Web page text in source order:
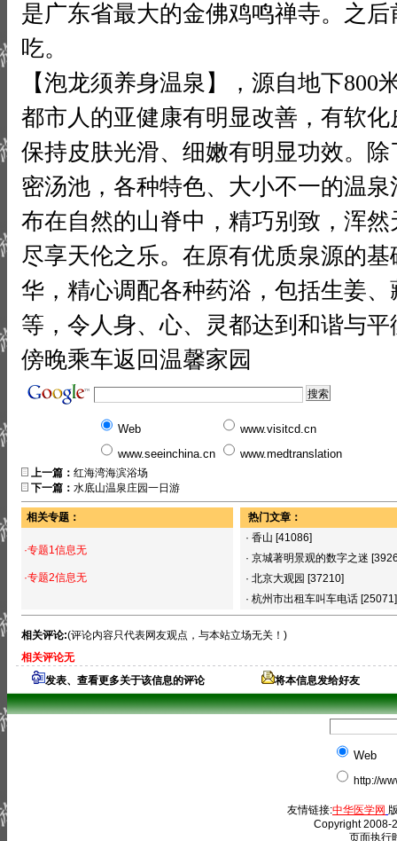
是广东省最大的金佛鸡鸣禅寺。之
吃。
【泡龙须养身温泉】，源自地下
都市人的亚健康有明显改善，有软
保持皮肤光滑、细嫩有明显功效。
密汤池，各种特色、大小不一的温
布在自然的山脊中，精巧别致，浑
尽享天伦之乐。在原有优质泉源的
华，精心调配各种药浴，包括生姜
等，令人身、心、灵都达到和谐与
傍晚乘车返回温馨家园
Web
www.visitcd.cn
www.seeinchina.cn
www.medtranslation
上一篇： 红海湾海滨浴场
下一篇： 水底山温泉庄园一日游
相关专题：
·专题1信息无
·专题2信息无
热门文章：
· 香山 [41086]
· 京城著明景观的数字之迷
· 北京大观园 [37210]
· 杭州市出租车叫车电话 [25071]
相关评论:(评论内容只代表网友观点，与本站立场无关！)
相关评论无
发表、查看更多关于该信息的评论
将本信息发给好友
Web
http://
友情链接:中华医学网
Copyright 2008-
页面执行